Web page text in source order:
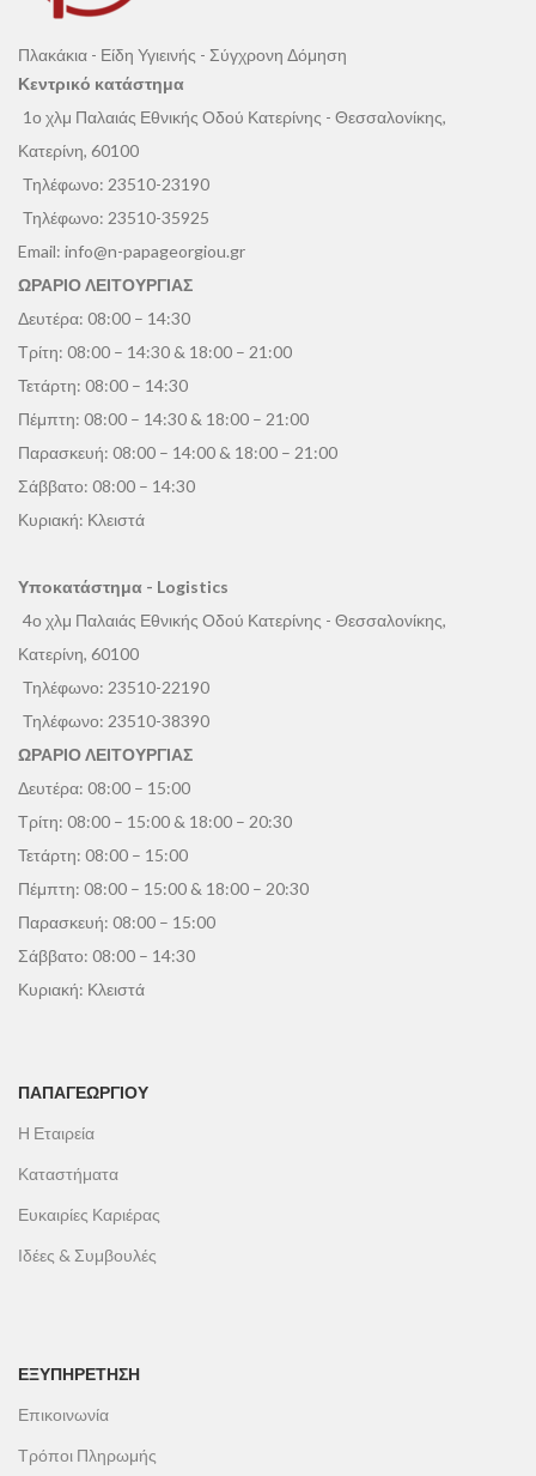
Πλακάκια - Είδη Υγιεινής - Σύγχρονη Δόμηση
Κεντρικό κατάστημα
1ο χλμ Παλαιάς Εθνικής Οδού Κατερίνης - Θεσσαλονίκης,
Κατερίνη, 60100
Τηλέφωνο: 23510-23190
Τηλέφωνο: 23510-35925
Email: info@n-papageorgiou.gr
ΩΡΑΡΙΟ ΛΕΙΤΟΥΡΓΙΑΣ
Δευτέρα: 08:00 – 14:30
Τρίτη: 08:00 – 14:30 & 18:00 – 21:00
Τετάρτη: 08:00 – 14:30
Πέμπτη: 08:00 – 14:30 & 18:00 – 21:00
Παρασκευή: 08:00 – 14:00 & 18:00 – 21:00
Σάββατο: 08:00 – 14:30
Κυριακή: Κλειστά
Υποκατάστημα - Logistics
4ο χλμ Παλαιάς Εθνικής Οδού Κατερίνης - Θεσσαλονίκης,
Κατερίνη, 60100
Τηλέφωνο: 23510-22190
Τηλέφωνο: 23510-38390
ΩΡΑΡΙΟ ΛΕΙΤΟΥΡΓΙΑΣ
Δευτέρα: 08:00 – 15:00
Τρίτη: 08:00 – 15:00 & 18:00 – 20:30
Τετάρτη: 08:00 – 15:00
Πέμπτη: 08:00 – 15:00 & 18:00 – 20:30
Παρασκευή: 08:00 – 15:00
Σάββατο: 08:00 – 14:30
Κυριακή: Κλειστά
ΠΑΠΑΓΕΩΡΓΊΟΥ
Η Εταιρεία
Καταστήματα
Ευκαιρίες Καριέρας
Ιδέες & Συμβουλές
ΕΞΥΠΗΡΕΤΗΣΗ
Επικοινωνία
Τρόποι Πληρωμής